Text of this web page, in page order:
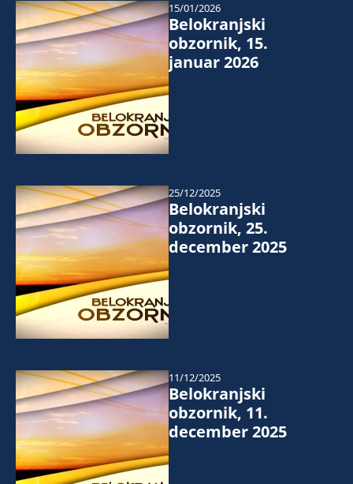
Belokranjski
obzornik, 15.
januar 2026
15/01/2026
Belokranjski
obzornik, 25.
december 2025
25/12/2025
Belokranjski
obzornik, 11.
december 2025
11/12/2025